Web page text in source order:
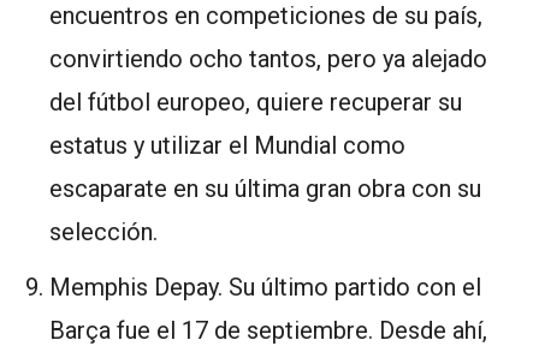
encuentros en competiciones de su país,
convirtiendo ocho tantos, pero ya alejado
del fútbol europeo, quiere recuperar su
estatus y utilizar el Mundial como
escaparate en su última gran obra con su
selección.
Memphis Depay. Su último partido con el
Barça fue el 17 de septiembre. Desde ahí,